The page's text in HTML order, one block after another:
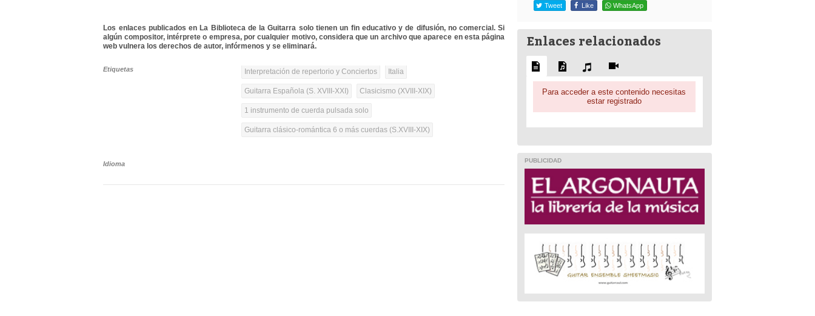
Los enlaces publicados en La Biblioteca de la Guitarra solo tienen un fin educativo y de difusión, no comercial. Si
algún compositor, intérprete o empresa, por cualquier motivo, considera que un archivo que aparece en esta página
web vulnera los derechos de autor, infórmenos y se eliminará.
Etiquetas Interpretación de repertorio y Conciertos Italia
Guitarra Española (S. XVIII-XXI) Clasicismo (XVIII-XIX)
1 instrumento de cuerda pulsada solo
Guitarra clásico-romántica 6 o más cuerdas (S.XVIII-XIX)
Idioma
Tweet Like WhatsApp
Enlaces relacionados
Para acceder a este contenido necesitas
estar registrado
PUBLICIDAD